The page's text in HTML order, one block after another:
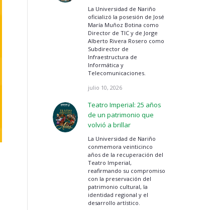
14 Feria del Libro y Temporada de Letras de
La Universidad de Nariño
oficializó la posesión de José
María Muñoz Botina como
Director de TIC y de Jorge
Alberto Rivera Rosero como
Subdirector de
Infraestructura de
Informática y
Telecomunicaciones.
julio 10, 2026
Teatro Imperial: 25 años
de un patrimonio que
volvió a brillar
La Universidad de Nariño
conmemora veinticinco
años de la recuperación del
Teatro Imperial,
reafirmando su compromiso
con la preservación del
patrimonio cultural, la
identidad regional y el
desarrollo artístico.